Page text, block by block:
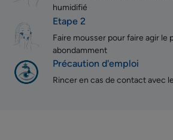
humidifié
Etape 2
Faire mousser pour faire agir le
abondamment
Précaution d'emploi
Rincer en cas de contact avec